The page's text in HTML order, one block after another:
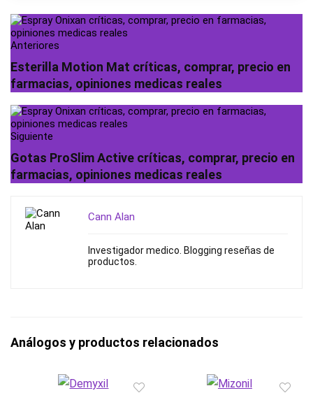
Anteriores
Esterilla Motion Mat críticas, comprar, precio en
farmacias, opiniones medicas reales
Siguiente
Gotas ProSlim Active críticas, comprar, precio en
farmacias, opiniones medicas reales
Cann Alan
Investigador medico. Blogging reseñas de
productos.
Análogos y productos relacionados